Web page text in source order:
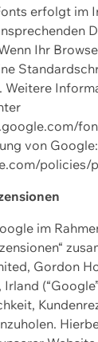
erfolgt im
Ihr
Weitere
von Google:
policies/
im
Gordon